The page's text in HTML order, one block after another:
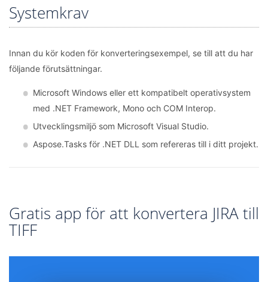
Systemkrav
Innan du kör koden för konverteringsexempel, se till att du har
följande förutsättningar.
Microsoft Windows eller ett kompatibelt operativsystem
med .NET Framework, Mono och COM Interop.
Utvecklingsmiljö som Microsoft Visual Studio.
Aspose.Tasks för .NET DLL som refereras till i ditt projekt.
Gratis app för att konvertera JIRA till
TIFF